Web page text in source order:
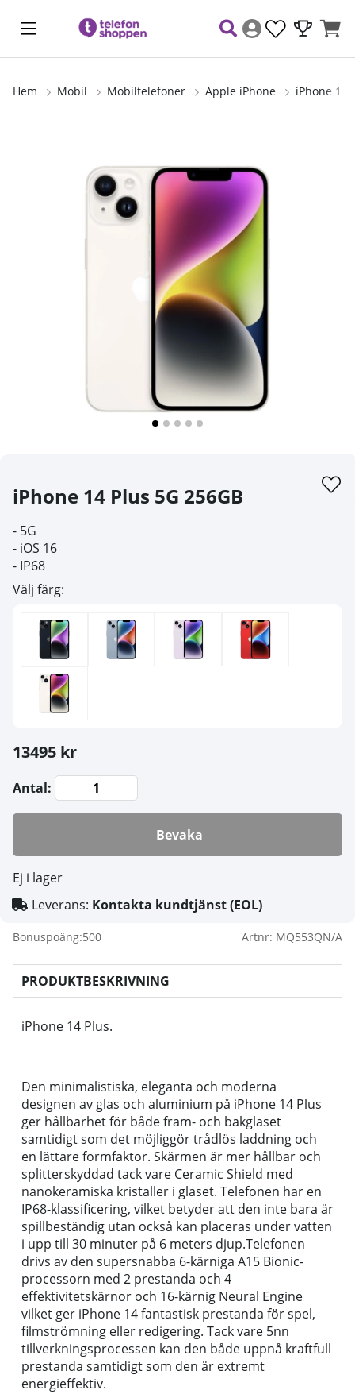
Hem Mobil Mobiltelefoner Apple iPhone iPhone 14
iPhone 14 Plus 5G 256GB
- 5G
- iOS 16
- IP68
Välj färg:
13495 kr
Antal:
Bevaka
Ej i lager
Leverans: Kontakta kundtjänst (EOL)
Bonuspoäng:500 Artnr: MQ553QN/A
PRODUKTBESKRIVNING
iPhone 14 Plus.
Den minimalistiska, eleganta och moderna
designen av glas och aluminium på iPhone 14 Plus
ger hållbarhet för både fram- och bakglaset
samtidigt som det möjliggör trådlös laddning och
en lättare formfaktor. Skärmen är mer hållbar och
splitterskyddad tack vare Ceramic Shield med
nanokeramiska kristaller i glaset. Telefonen har en
IP68-klassificering, vilket betyder att den inte bara är
spillbeständig utan också kan placeras under vatten
i upp till 30 minuter på 6 meters djup.Telefonen
drivs av den supersnabba 6-kärniga A15 Bionic-
processorn med 2 prestanda och 4
effektivitetskärnor och 16-kärnig Neural Engine
vilket ger iPhone 14 fantastisk prestanda för spel,
filmströmning eller redigering. Tack vare 5nn
tillverkningsprocessen kan den både uppnå kraftfull
prestanda samtidigt som den är extremt
energieffektiv.